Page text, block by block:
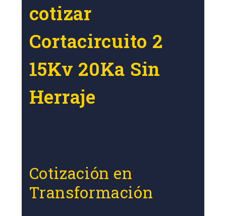
cotizar
Cortacircuito 2
15Kv 20Ka Sin
Herraje
Cotización en
Transformación